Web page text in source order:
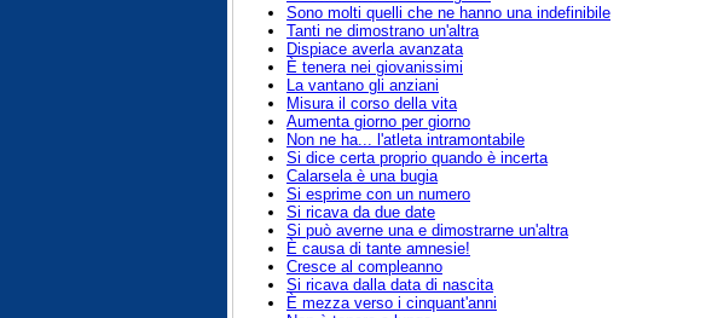
Sono molti quelli che ne hanno una indefinibile
Tanti ne dimostrano un'altra
Dispiace averla avanzata
È tenera nei giovanissimi
La vantano gli anziani
Misura il corso della vita
Aumenta giorno per giorno
Non ne ha... l'atleta intramontabile
Si dice certa proprio quando è incerta
Calarsela è una bugia
Si esprime con un numero
Si ricava da due date
Si può averne una e dimostrarne un'altra
È causa di tante amnesie!
Cresce al compleanno
Si ricava dalla data di nascita
È mezza verso i cinquant'anni